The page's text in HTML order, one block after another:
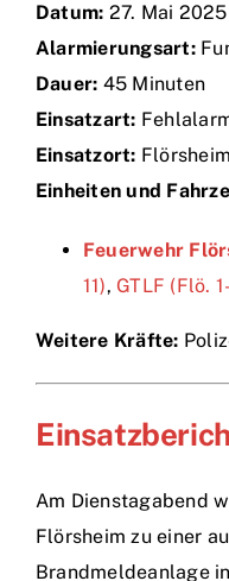
Technik
Datum: 27. Mai
Alarmierungsart:
Dauer: 45 Minuten
Einsatzart:
Einsatzort: Flörsheim
Einheiten und
Feuerwehr
11), GTLF (Flö.
Weitere Kräfte:
Am Dienstagabend
Flörsheim zu einer
Brandmeldeanlage